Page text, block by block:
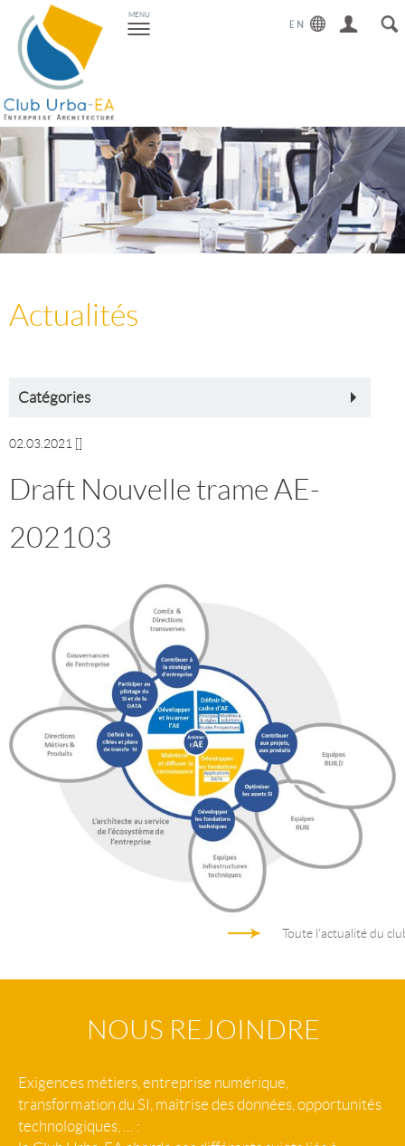
Toggle
navigation
MENU
Actualités
Catégories
02.03.2021
Draft Nouvelle trame AE-
202103
Toute l'actualité du
NOUS REJOINDRE
Exigences métiers, entreprise numérique,
transformation du SI, maîtrise des données, opportunités
technologiques, … :